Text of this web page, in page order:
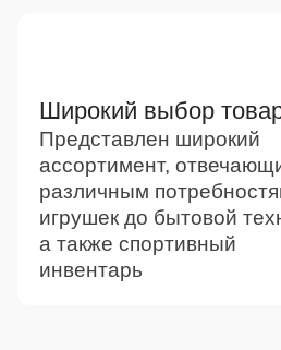
Широкий выбор
Представлен широкий
ассортимент,
различным
игрушек до бытовой
а также спортивный
инвентарь